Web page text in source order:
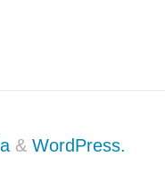
& WordPress.